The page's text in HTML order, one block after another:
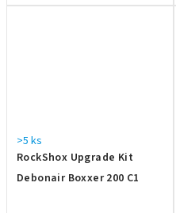
RockShox Upgrade Kit
Debonair Boxxer 200 C1
>5 ks